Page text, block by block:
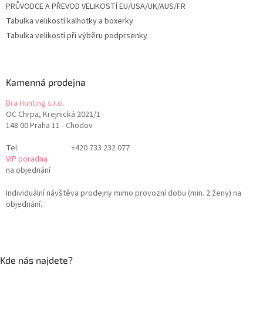
PRŮVODCE A PŘEVOD VELIKOSTÍ EU/USA/UK/AUS/FR
Tabulka velikostí kalhotky a boxerky
Tabulka velikostí při výběru podprsenky
Kamenná prodejna
Bra Hunting s.r.o.
OC Chrpa, Krejnická 2021/1
148 00 Praha 11 - Chodov
Tel:
+420 733 232 077
VIP poradna
na objednání
Individuální návštěva prodejny mimo provozní dobu (min. 2 ženy) na
objednání.
Kde nás najdete?